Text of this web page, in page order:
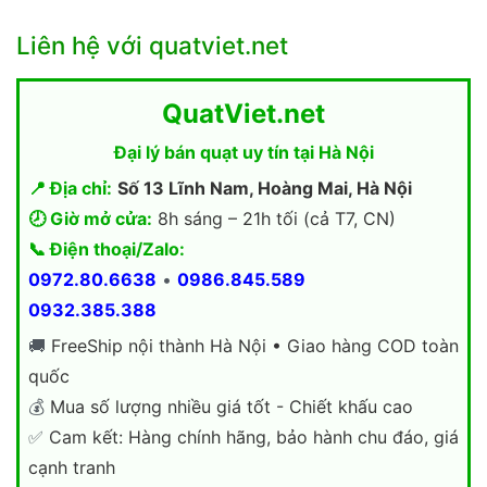
Liên hệ với quatviet.net
QuatViet.net
Đại lý bán quạt uy tín tại Hà Nội
📍 Địa chỉ: Số 13 Lĩnh Nam, Hoàng Mai, Hà Nội
🕗 Giờ mở cửa: 8h sáng – 21h tối (cả T7, CN)
📞 Điện thoại/Zalo:
0972.80.6638 • 0986.845.589
0932.385.388
🚚 FreeShip nội thành Hà Nội • Giao hàng COD toàn
quốc
💰 Mua số lượng nhiều giá tốt - Chiết khấu cao
✅ Cam kết: Hàng chính hãng, bảo hành chu đáo, giá
cạnh tranh